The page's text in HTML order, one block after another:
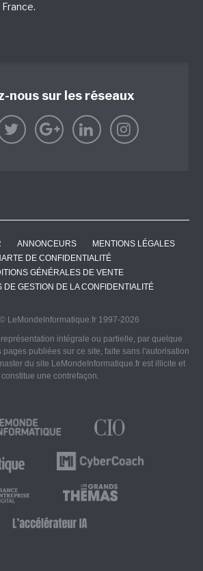
nous sur les réseaux
ANNONCEURS
MENTIONS LÉGALES
DE CONFIDENTIALITÉ
GÉNÉRALES DE VENTE
DE GESTION DE LA CONFIDENTIALITÉ
LeMondeInformatique.fr 1997-2026
intégrale ou partielle, par quelque
pages publiées sur ce site, faite sans l'autorisation
du site LeMondeInformatique.fr est illicite et
constitue une contrefaçon.